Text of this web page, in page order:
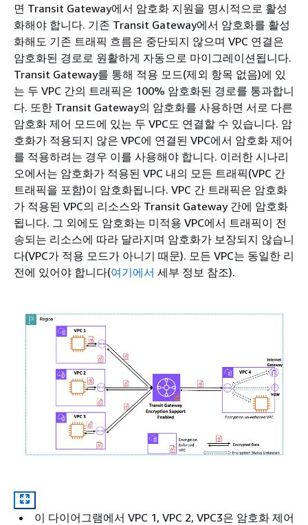
면 Transit Gateway에서 암호화 지원을 명시적으로 활성
화해야 합니다. 기존 Transit Gateway에서 암호화를 활성
화해도 기존 트래픽 흐름은 중단되지 않으며 VPC 연결은
암호화된 경로로 원활하게 자동으로 마이그레이션됩니다.
Transit Gateway를 통해 적용 모드(제외 항목 없음)에 있
는 두 VPC 간의 트래픽은 100% 암호화된 경로를 통과합니
다. 또한 Transit Gateway의 암호화를 사용하면 서로 다른
암호화 제어 모드에 있는 두 VPC도 연결할 수 있습니다. 암
호화가 적용되지 않은 VPC에 연결된 VPC에서 암호화 제어
를 적용하려는 경우 이를 사용해야 합니다. 이러한 시나리
오에서는 암호화가 적용된 VPC 내의 모든 트래픽(VPC 간
트래픽을 포함)이 암호화됩니다. VPC 간 트래픽은 암호화
가 적용된 VPC의 리소스와 Transit Gateway 간에 암호화
됩니다. 그 외에도 암호화는 미적용 VPC에서 트래픽이 전
송되는 리소스에 따라 달라지며 암호화가 보장되지 않습니
다(VPC가 적용 모드가 아니기 때문). 모든 VPC는 동일한 리
전에 있어야 합니다(여기에서 세부 정보 참조).
이 다이어그램에서 VPC 1, VPC 2, VPC3은 암호화 제어